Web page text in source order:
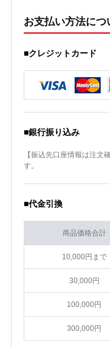
お支払い方法につ
■クレジットカード
■銀行振り込み
【振込先口座情報は注文
す。
■代金引換
商品価格合計
10,000円まで
30,000円
100,000円
300,000円